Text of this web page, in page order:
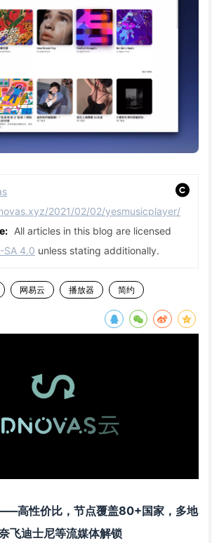
2021/02/02/yesmusicplayer/
All articles in this blog are licensed
SA 4.0 unless stating additionally.
网易云 播放器 简约
性价比，节点覆盖80+国家，多地
飞迪士尼等流媒体解锁